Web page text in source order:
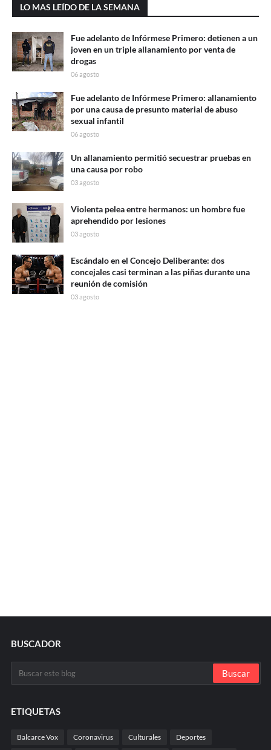
LO MAS LEÍDO DE LA SEMANA
Fue adelanto de Infórmese Primero: detienen a un
joven en un triple allanamiento por venta de
drogas
06 agosto
Fue adelanto de Infórmese Primero: allanamiento
por una causa de presunto material de abuso
sexual infantil
06 agosto
Un allanamiento permitió secuestrar pruebas en
una causa por robo
03 agosto
Violenta pelea entre hermanos: un hombre fue
aprehendido por lesiones
03 agosto
Escándalo en el Concejo Deliberante: dos
concejales casi terminan a las piñas durante una
reunión de comisión
03 agosto
BUSCADOR
ETIQUETAS
Balcarce Vox Coronavirus Culturales Deportes